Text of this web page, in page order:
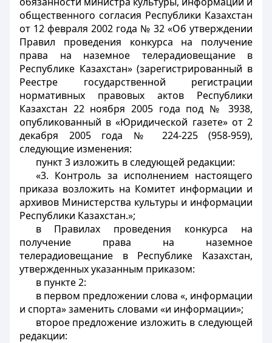
общественного согласия Республики Казахстан
от 12 февраля 2002 года № 32 «Об утверждении
Правил проведения конкурса на получение
права на наземное телерадиовещание в
Республике Казахстан» (зарегистрированный в
Реестре государственной регистрации
нормативных правовых актов Республики
Казахстан 22 ноября 2005 года под № 3938,
опубликованный в «Юридической газете» от 2
декабря 2005 года № 224-225 (958-959),
следующие изменения:
пункт 3 изложить в следующей редакции:
«3. Контроль за исполнением настоящего
приказа возложить на Комитет информации и
архивов Министерства культуры и информации
Республики Казахстан.»;
в Правилах проведения конкурса на
получение права на наземное
телерадиовещание в Республике Казахстан,
утвержденных указанным приказом:
в пункте 2:
в первом предложении слова «, информации
и спорта» заменить словами «и информации»;
второе предложение изложить в следующей
редакции: